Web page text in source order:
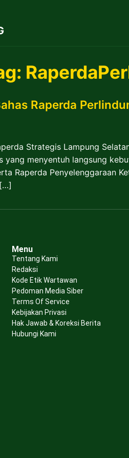
Raperda
Strategis Lampung
yang menyentuh langsung
Raperda Penyelenggaraan
Menu
Tentang Kami
Redaksi
Kode Etik Wartawan
Pedoman Media Siber
Terms Of Service
Kebijakan Privasi
Hak Jawab & Koreksi Berita
Hubungi Kami